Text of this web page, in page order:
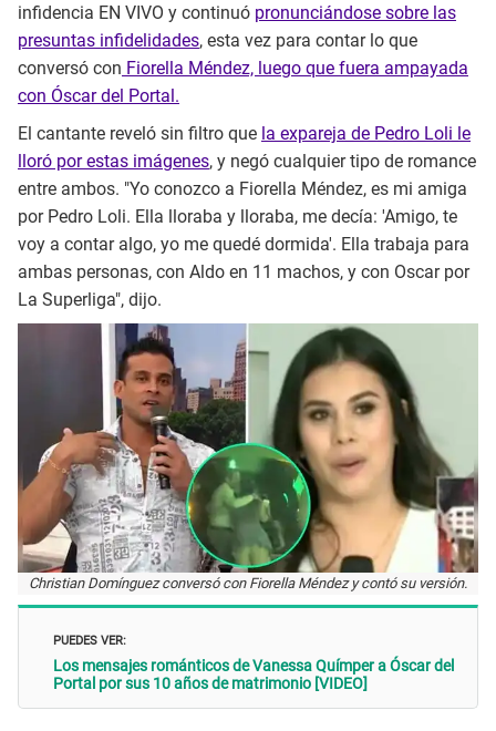
infidencia EN VIVO y continuó pronunciándose sobre las
presuntas infidelidades, esta vez para contar lo que
conversó con Fiorella Méndez, luego que fuera ampayada
con Óscar del Portal.
El cantante reveló sin filtro que la expareja de Pedro Loli le
lloró por estas imágenes, y negó cualquier tipo de romance
entre ambos. "Yo conozco a Fiorella Méndez, es mi amiga
por Pedro Loli. Ella lloraba y lloraba, me decía: 'Amigo, te
voy a contar algo, yo me quedé dormida'. Ella trabaja para
ambas personas, con Aldo en 11 machos, y con Oscar por
La Superliga", dijo.
Christian Domínguez conversó con Fiorella Méndez y contó su versión.
PUEDES VER:
Los mensajes románticos de Vanessa Químper a Óscar del
Portal por sus 10 años de matrimonio [VIDEO]